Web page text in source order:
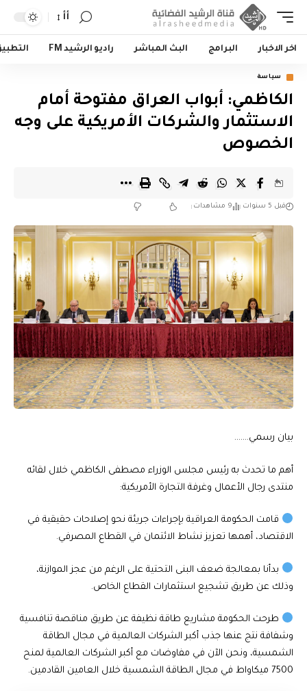
أأ
اخر الاخبار البرامج البث المباشر راديو الرشيد FM
سياسة
الكاظمي: أبواب العراق مفتوحة أمام
الاستثمار والشركات الأمريكية على وجه
الخصوص
قبل 5 سنوات 9 مشاهدات
بيان رسمي…….
أهم ما تحدث به رئيس مجلس الوزراء مصطفى الكاظمي خلال لقائه
منتدى رجال الأعمال وغرفة التجارة الأمريكية:
قامت الحكومة العراقية بإجراءات جريئة نحو إصلاحات حقيقية في
الاقتصاد، أهمها تعزيز نشاط الائتمان في القطاع المصرفي.
بدأنا بمعالجة ضعف البنى التحتية على الرغم من عجز الموازنة،
وذلك عن طريق تشجيع استثمارات القطاع الخاص.
طرحت الحكومة مشاريع طاقة نظيفة عن طريق مناقصة تنافسية
وشفافة نتج عنها جذب أكبر الشركات العالمية في مجال الطاقة
الشمسية، ونحن الآن في مفاوضات مع أكبر الشركات العالمية لمنح
7500 ميكاواط في مجال الطاقة الشمسية خلال العامين القادمين.